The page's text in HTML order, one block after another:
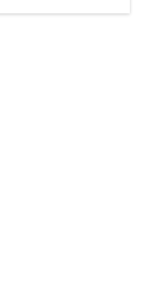
ist aber integrativer